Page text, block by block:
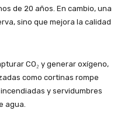
de 20 años. En cambio, una
sino que mejora la calidad
CO₂ y generar oxígeno,
como cortinas rompe
y servidumbres
agua.